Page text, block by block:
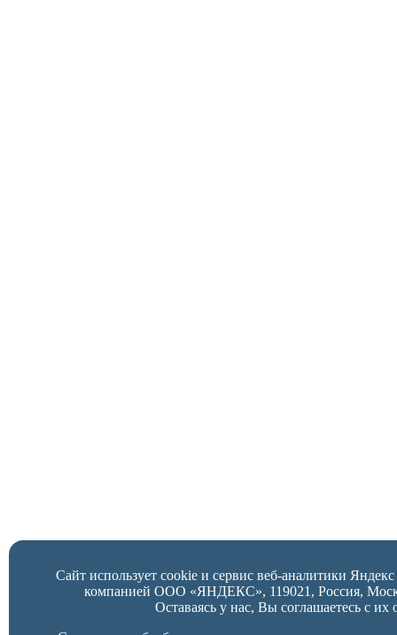
Сайт использует cookie и сервис веб-аналитики
компанией ООО «ЯНДЕКС», 119021, Россия,
Оставаясь у нас, Вы соглашаетесь с их